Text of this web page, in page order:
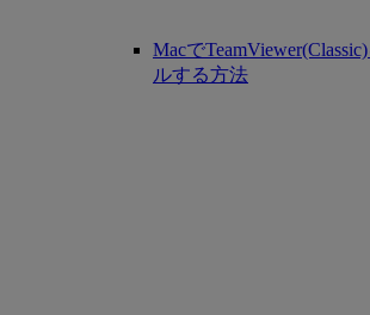
Macで
ルする方法